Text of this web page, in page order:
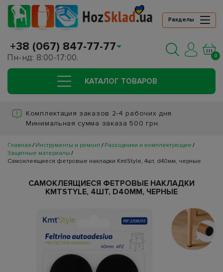
Разделы
+38 (067) 847-77-77
Пн-нд: 8:00-17:00. 0
КАТАЛОГ ТОВАРОВ
Комплектация заказов 2-4 рабочих дня.
Минимальная сумма заказа 500 грн.
Главная Инструменты и ремонт Расходники и комплектующие
Защитные материалы
Самоклеящиеся фетровые накладки KmtStyle, 4шт, d40мм, черные
САМОКЛЕЯЩИЕСЯ ФЕТРОВЫЕ НАКЛАДКИ
KMTSTYLE, 4ШТ, D40ММ, ЧЕРНЫЕ